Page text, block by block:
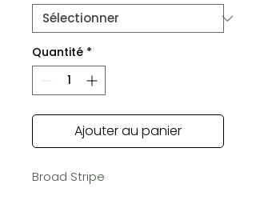
Quantité *
Ajouter au panier
Broad Stripe